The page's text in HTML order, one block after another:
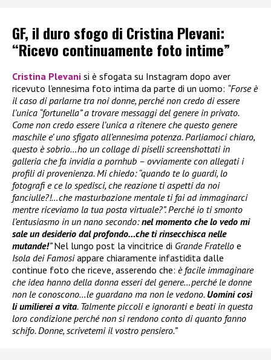
GF, il duro sfogo di Cristina Plevani:
“Ricevo continuamente foto intime”
Cristina Plevani si è sfogata su Instagram dopo aver
ricevuto l’ennesima foto intima da parte di un uomo: “Forse è
il caso di parlarne tra noi donne, perché non credo di essere
l’unica “fortunella” a trovare messaggi del genere in privato.
Come non credo essere l’unica a ritenere che questo genere
maschile e’ uno sfigato all’ennesima potenza. Parliamoci chiaro,
questo è sobrio…ho un collage di piselli screenshottati in
galleria che fa invidia a pornhub – ovviamente con allegati i
profili di provenienza. Mi chiedo: “quando te lo guardi, lo
fotografi e ce lo spedisci, che reazione ti aspetti da noi
fanciulle?!…che masturbazione mentale ti fai ad immaginarci
mentre riceviamo la tua posta virtuale?”. Perché io ti smonto
l’entusiasmo in un nano secondo:nel momento che lo vedo mi
sale un desiderio dal profondo…che ti rinsecchisca nelle
mutande!”Nel lungo post la vincitrice di Grande Fratello e
Isola dei Famosiappare chiaramente infastidita dalle
continue foto che riceve, asserendo che: è facile immaginare
che idea hanno della donna esseri del genere…perché le donne
non le conoscono…le guardano ma non le vedono. Uomini così
li umilierei a vita. Talmente piccoli e ignoranti e beati in questa
loro condizione perché non si rendono conto di quanto fanno
schifo. Donne, scrivetemi il vostro pensiero.”